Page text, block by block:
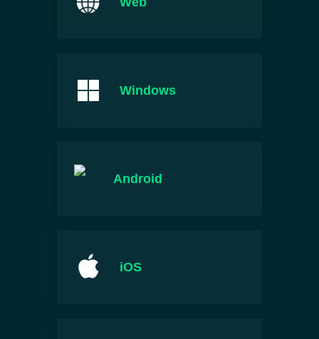
Windows
Android
iOS